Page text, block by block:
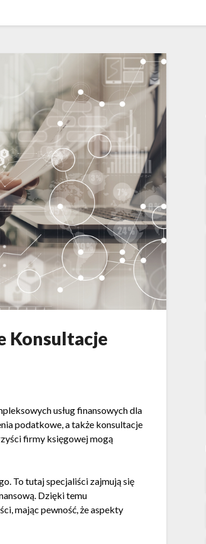
Konsultacje
usług finansowych dla
podatkowe, a także konsultacje
firmy księgowej mogą
To tutaj specjaliści zajmują się
Dzięki temu
mając pewność, że aspekty